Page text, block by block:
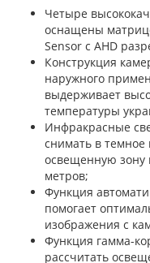
Четыре
оснащены
Sensor с AHD
Конструкция
наружного
выдерживает
температуры
Инфракрасные
снимать в темное
освещенную зону
метров;
Функция
помогает
изображения с
Функция гамма-
рассчитать